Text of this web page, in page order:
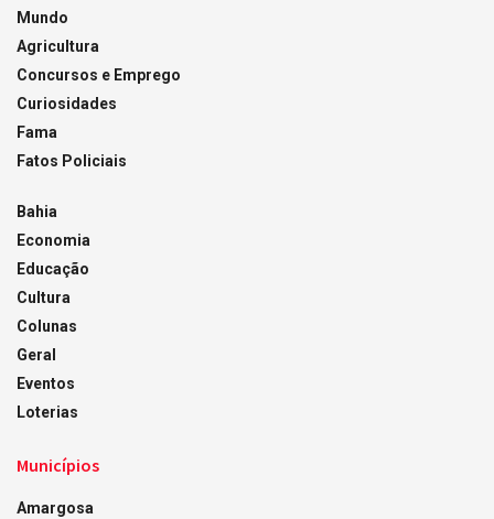
Mundo
Agricultura
Concursos e Emprego
Curiosidades
Fama
Fatos Policiais
Bahia
Economia
Educação
Cultura
Colunas
Geral
Eventos
Loterias
Municípios
Amargosa